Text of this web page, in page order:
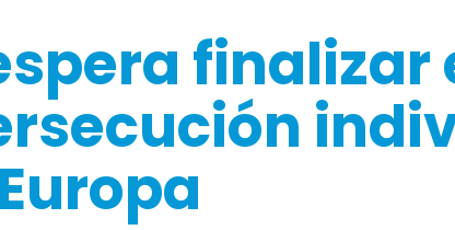
finalizar